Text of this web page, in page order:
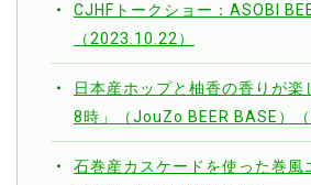
CJHFトークショー：ASOBI
（2023.10.22）
日本産ホップと柚香の香りが楽
8時」（JouZo BEER BASE）
石巻産カスケードを使った巻風